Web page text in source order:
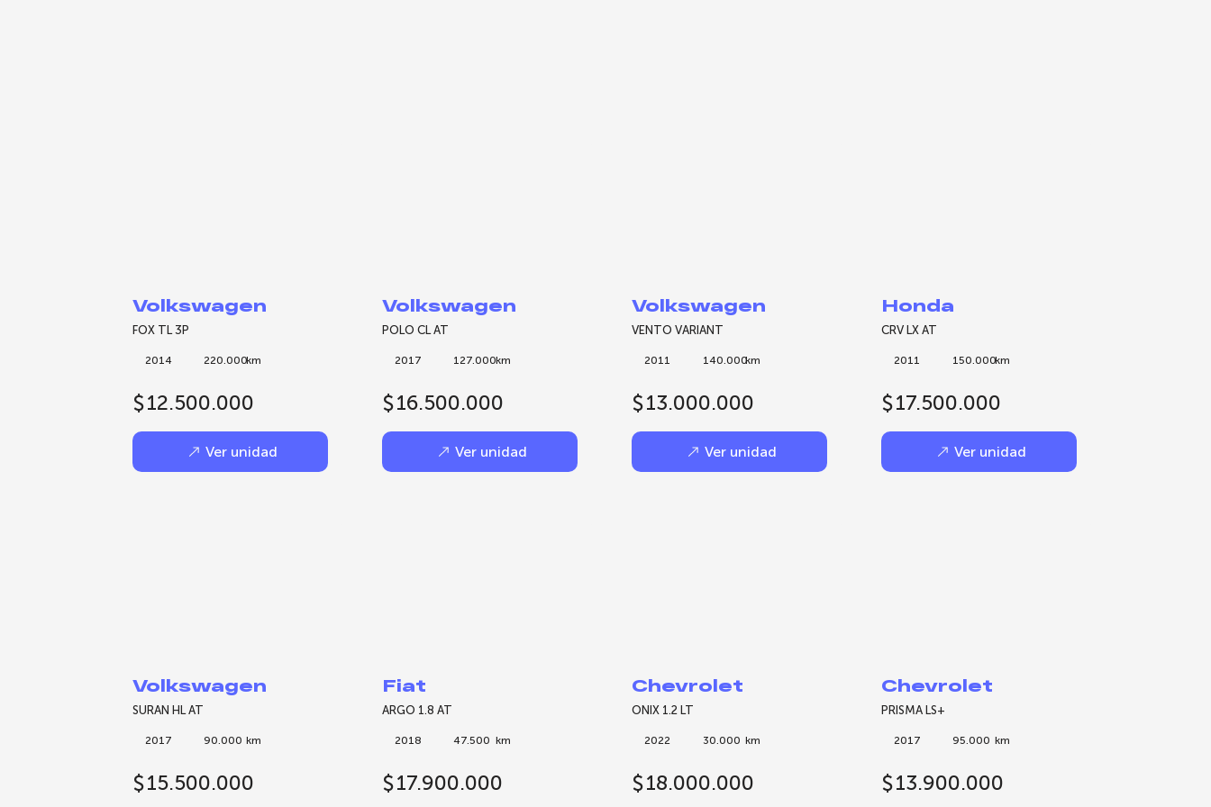
Volkswagen
FOX TL 3P
2014 220.000km
$12.500.000
Ver unidad
Volkswagen
SURAN HL AT
2017 90.000 km
$15.500.000
Volkswagen
POLO CL AT
2017 127.000km
$16.500.000
Ver unidad
Fiat
ARGO 1.8 AT
2018 47.500 km
$17.900.000
Volkswagen
VENTO VARIANT
2011 140.000km
$13.000.000
Ver unidad
Chevrolet
ONIX 1.2 LT
2022 30.000 km
$18.000.000
Honda
CRV LX AT
2011 150.000km
$17.500.000
Ver unidad
Chevrolet
PRISMA LS+
2017 95.000 km
$13.900.000